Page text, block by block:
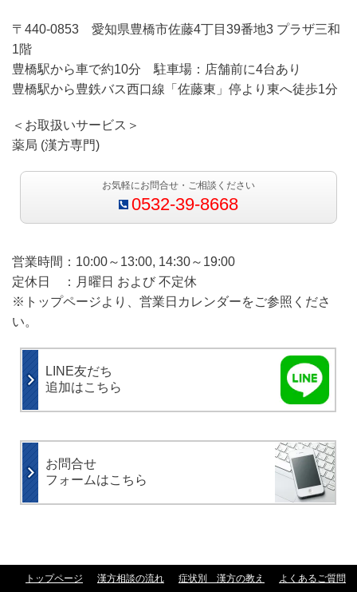
〒440-0853 愛知県豊橋市佐藤4丁目39番地3 プラザ三和
1階
豊橋駅から車で約10分 駐車場：店舗前に4台あり
豊橋駅から豊鉄バス西口線「佐藤東」停より東へ徒歩1分
＜お取扱いサービス＞
薬局 (漢方専門)
お気軽にお問合せ・ご相談ください
0532-39-8668
営業時間：10:00～13:00, 14:30～19:00
定休日 ：月曜日 および 不定休
※トップページより、営業日カレンダーをご参照くださ
い。
LINE友だち
追加はこちら
お問合せ
フォームはこちら
トップページ 漢方相談の流れ 症状別 漢方の教え よくあるご質問